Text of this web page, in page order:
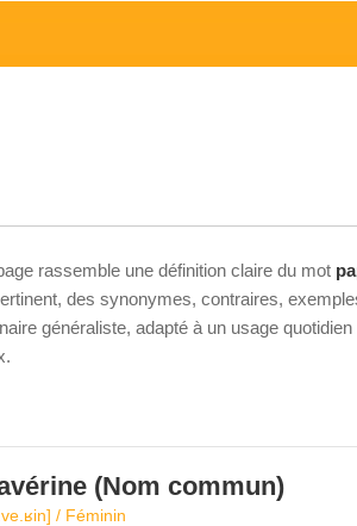
rassemble une définition claire du mot
des synonymes, contraires,
généraliste, adapté à un usage
(Nom commun)
/ Féminin